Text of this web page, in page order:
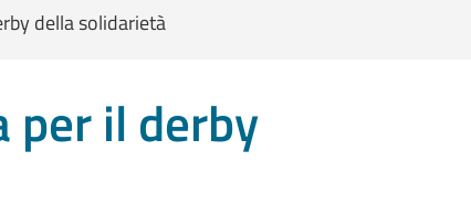
della solidarietà
per il derby